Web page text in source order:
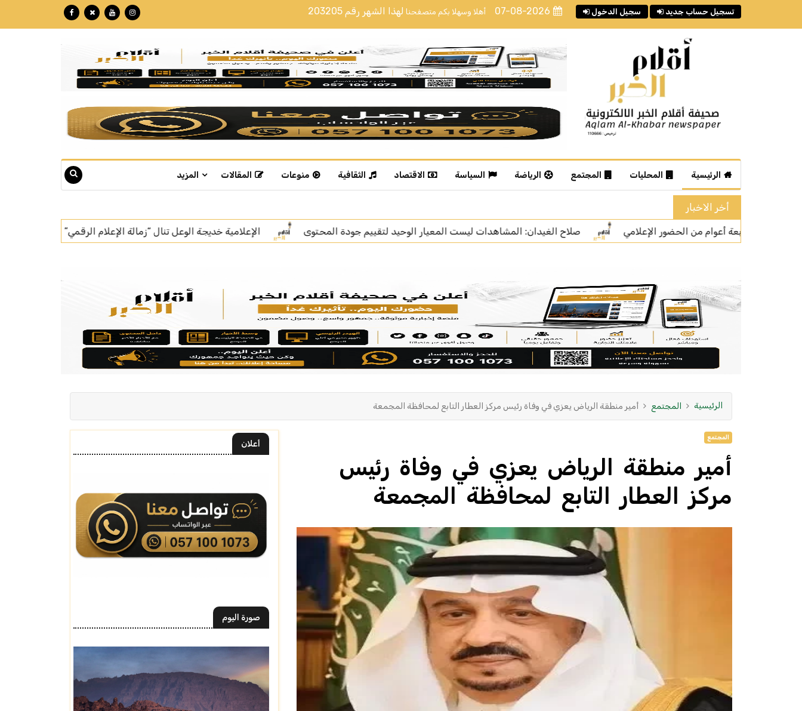
أهلا وسهلا بكم متصفحنا لهذا الشهر رقم 203205 07-08-2026 سجيل الدخول تسجيل حساب جديد
الرئيسية المحليات المجتمع الرياضة السياسة الاقتصاد الثقافية منوعات المقالات المزيد
أخر الاخبار
صلاح الغيدان: المشاهدات ليست المعيار الوحيد لتقييم جودة المحتوى الإعلامية خديجة الوعل تنال “زمالة الإعلام الرقمي” بتكللة تجاوزت الـ 60 مليون ريال.. "نبع" تبوك تنهي تركيب أسرع خط إنتاج للمياه في العالم
الرئيسية المجتمع أمير منطقة الرياض يعزي في وفاة رئيس مركز العطار التابع لمحافظة المجمعة
المجتمع
أمير منطقة الرياض يعزي في وفاة رئيس
مركز العطار التابع لمحافظة المجمعة
أعلان
صورة اليوم